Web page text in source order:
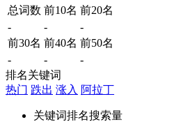
总词数 前10名 前20名
-
-
-
前30名 前40名 前50名
-
-
-
排名关键词
热门 跌出 涨入 阿拉丁
关键词排名搜索量